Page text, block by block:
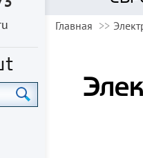
Главная